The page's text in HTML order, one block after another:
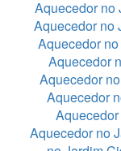
Aquecedor no
Aquecedor no
Aquecedor
Aquecedor
Aquecedor
Aquecedor
Aquecedor no